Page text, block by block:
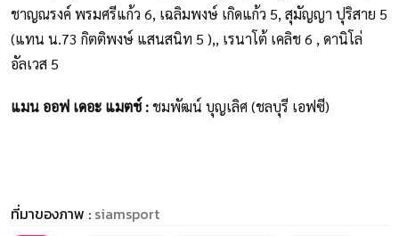
ชาญณรงค์ พรมศรีแก้ว 6, เฉลิมพงษ์ เกิดแก้ว 5, สุมัญญา ปุริสาย 5
(แทน น.73 กิตติพงษ์ แสนสนิท 5 ),, เรนาโต้ เคลิช 6 , ดานิโล่
อัลเวส 5
แมน ออฟ เดอะ แมตช์ :ชมพัฒน์ บุญเลิศ (ชลบุรี เอฟซี)
ที่มาของภาพ : siamsport